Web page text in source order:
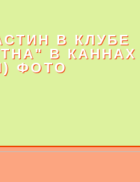
В КЛУБЕ
В КАННАХ
ФОТО